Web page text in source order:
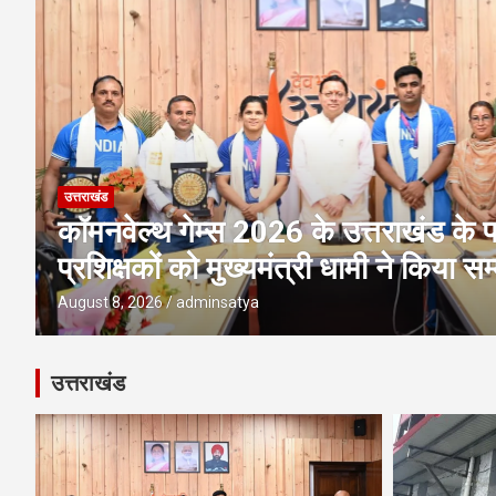
उत्तराखंड
अवैध प्लाटिंग-निर्माण पर एमडीडीए की बड़ी
पर ध्वस्तीकरण; मसूरी मार्ग पर निर्माण
August 8, 2026 adminsatya
उत्तराखंड